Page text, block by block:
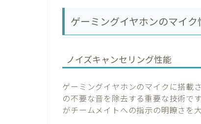
ゲーミングイヤホンのマイ
ノイズキャンセリング性能
ゲーミングイヤホンのマイクに搭載
の不要な音を除去する重要な技術で
がチームメイトへの指示の明瞭さを